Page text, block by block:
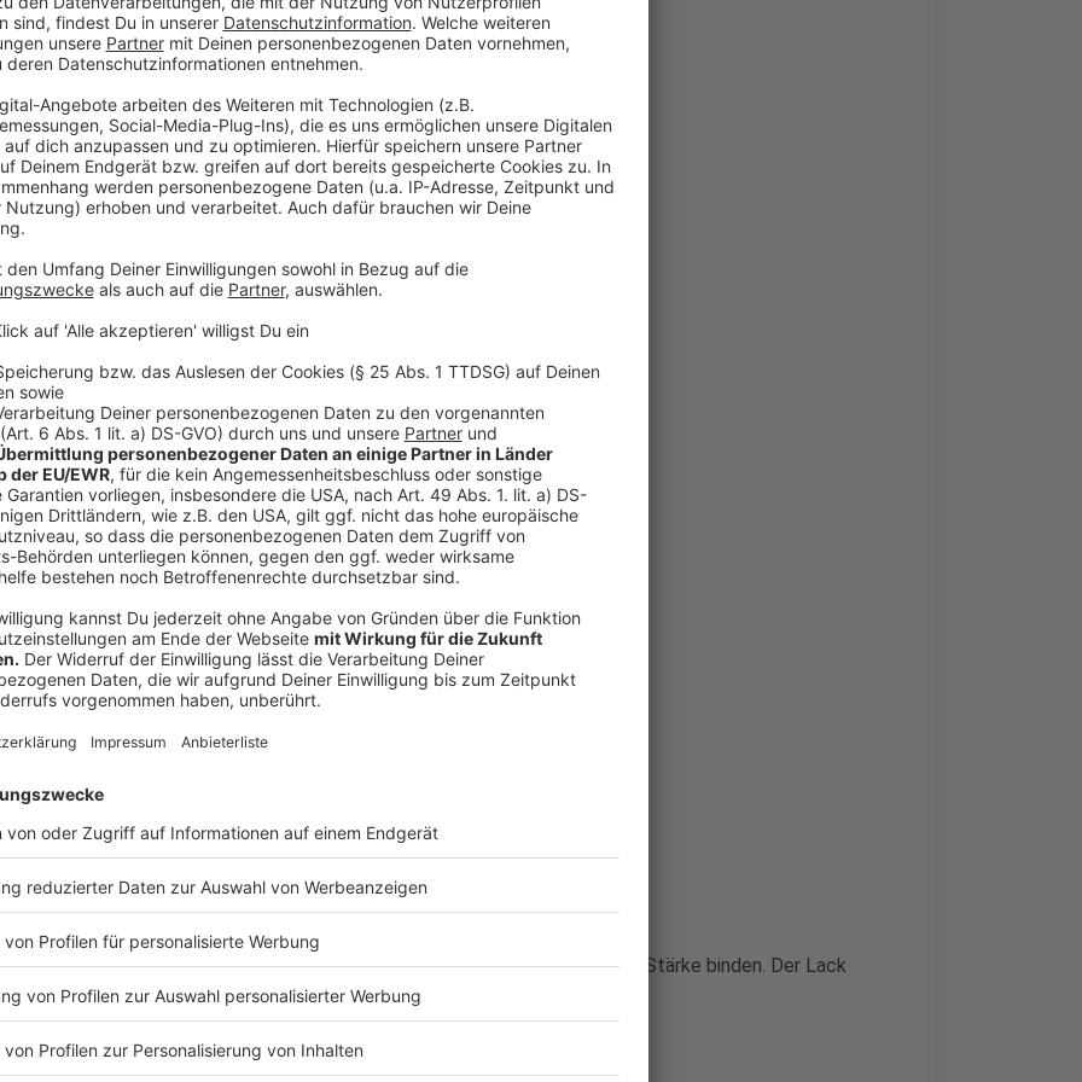
200g Sahne
1 Bund Kerbel
Pfeffer
Für die Spätzle:
500g Weizenmehl
5 Eier (Größe M)
ca. 200 ml Mineralwasser
Salz
frisch geriebene Muskatnuss
Für den gratinierten Blumenkohl:
400g Blumenkohl
Salz
25g Butter
25g Mehl
halber Liter Milch
frisch geriebene Muskatnuss
150g Schweizer Käse
Anzeige
Und so bereitet ihr das Essen zu
Anzeige
Lack:
Für den Lack alle Zutaten zusammen aufkochen und mit der Stärke binden. Der Lack
sollte eine sirupartige Konsistenz haben.
Schweinefilet: